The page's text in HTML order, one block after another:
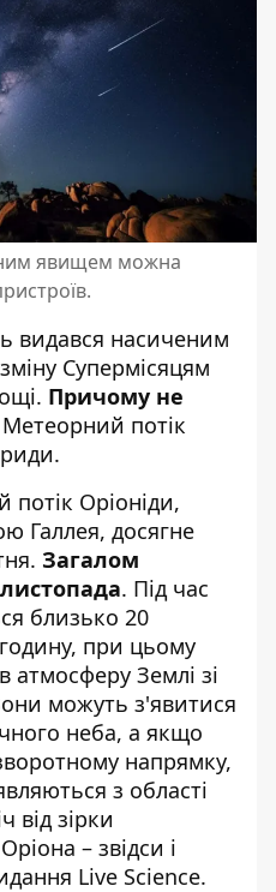
явищем можна
видався насиченим
Супермісяцям
Причому не
потік
Оріоніди,
Галлея, досягне
Загалом
. Під час
близько 20
при цьому
атмосферу Землі зі
можуть з'явитися
неба, а якщо
напрямку,
з області
від зірки
– звідси і
Live Science.